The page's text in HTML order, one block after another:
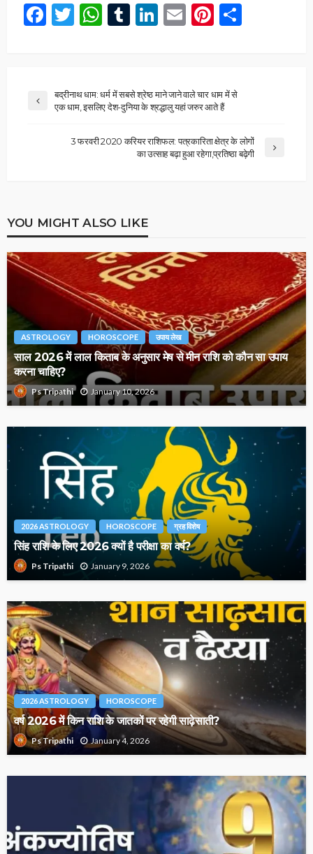
Facebook
Twitter
WhatsApp
Tumblr
LinkedIn
EmailPinterest
बद्रीनाथ धाम: धर्म में सबसे श्रेष्ठ माने जाने वाले चार धाम में से
एक धाम, इसलिए देश-दुनिया के श्रद्धालु यहां जरुर आते हैं
3 फरवरी 2020 करियर राशिफल: पत्रकारिता क्षेत्र के लोगों
का उत्साह बढ़ा हुआ रहेगा,प्रतिष्ठा बढ़ेगी
YOU MIGHT ALSO LIKE
ASTROLOGY HOROSCOPE उपाय लेख
साल 2026 में लाल किताब के अनुसार मेष से मीन राशि को कौन सा उपाय
करना चाहिए?
Ps Tripathi January 10, 2026
2026 ASTROLOGY HOROSCOPE ग्रह विशेष
सिंह राशि के लिए 2026 क्यों है परीक्षा का वर्ष?
Ps Tripathi January 9, 2026
2026 ASTROLOGY HOROSCOPE
वर्ष 2026 में किन राशि के जातकों पर रहेगी साढ़ेसाती?
Ps Tripathi January 4, 2026